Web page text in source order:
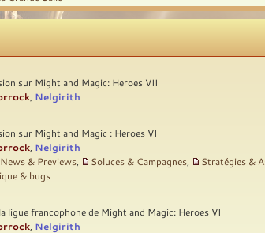
sur Might and Magic: Heroes VII
Nelgirith
sur Might and Magic : Heroes VI
Nelgirith
News & Previews Soluces & Campagnes Stratégies &
& bugs
ligue francophone de Might and Magic: Heroes VI
Nelgirith